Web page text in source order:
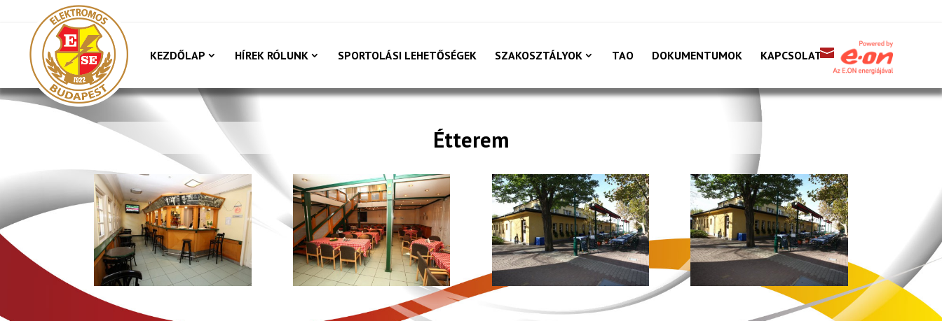
KEZDŐLAP HÍREK RÓLUNK SPORTOLÁSI LEHETŐSÉGEK SZAKOSZTÁLYOK TAO DOKUMENTUMOK KAPCSOLAT
Étterem